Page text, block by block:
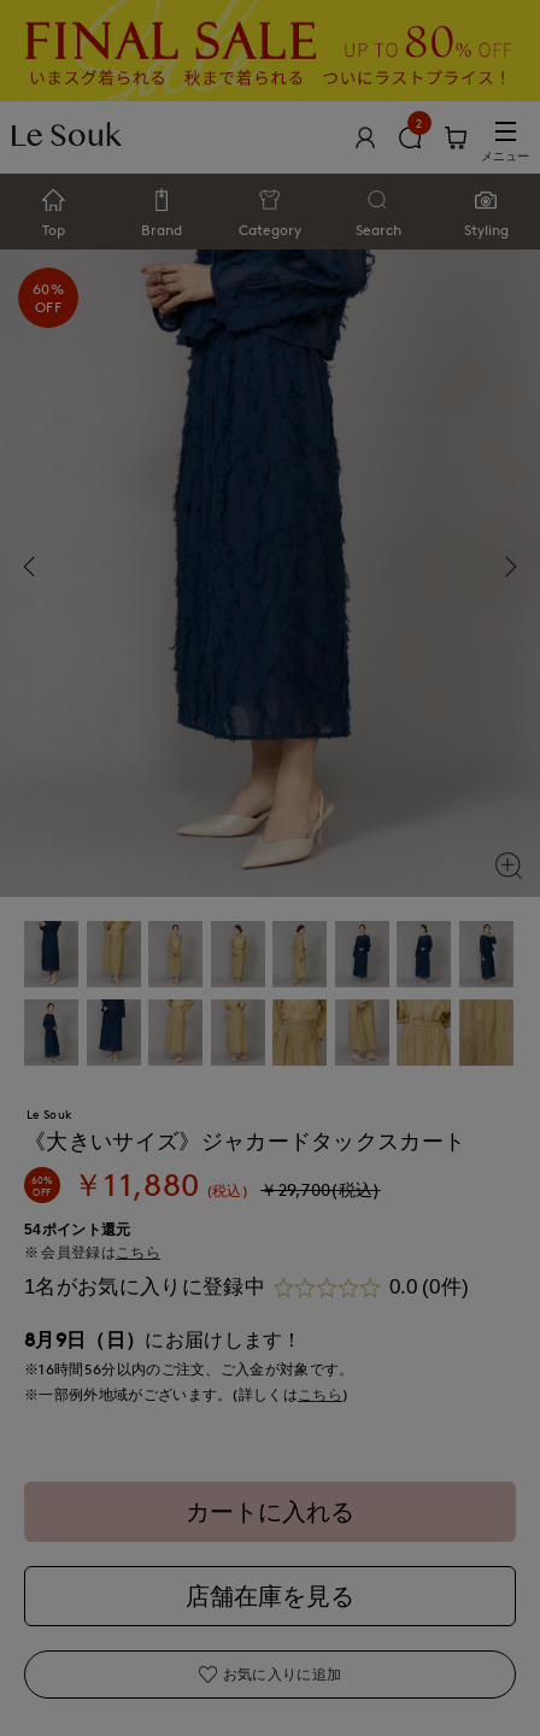
2
メニュー
Top Brand Category Search Styling
60%
OFF
Le Souk
《大きいサイズ》ジャカードタックスカート
60%
OFF ￥11,880 (税込) ￥29,700(税込)
54ポイント還元
会員登録は こちら
1名がお気に入りに登録中 0.0 (0件)
8月9日（日） にお届けします！
※16時間 56分以内のご注文、ご入金が対象です。
※一部例外地域がございます。(詳しくはこちら )
カートに入れる
店舗在庫を見る
お気に入りに追加